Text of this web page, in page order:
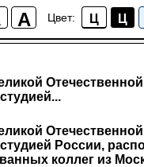
A Цвет: Ц Ц
России,
коллег из